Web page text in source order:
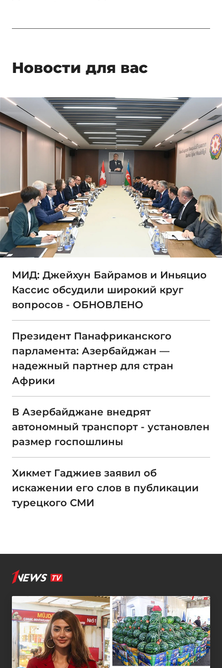
Новости для вас
МИД: Джейхун Байрамов и Иньяцио
Кассис обсудили широкий круг
вопросов - ОБНОВЛЕНО
Президент Панафриканского
парламента: Азербайджан —
надежный партнер для стран
Африки
В Азербайджане внедрят
автономный транспорт - установлен
размер госпошлины
Хикмет Гаджиев заявил об
искажении его слов в публикации
турецкого СМИ